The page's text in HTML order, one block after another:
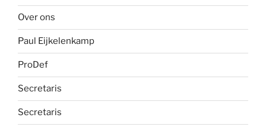
Over ons
Paul Eijkelenkamp
ProDef
Secretaris
Secretaris